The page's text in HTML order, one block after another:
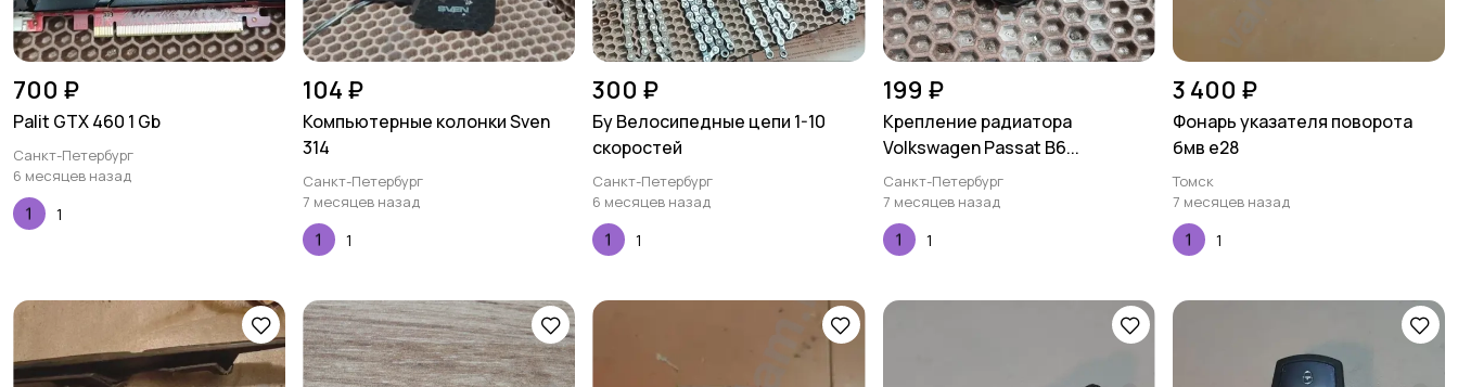
700 ₽
Palit GTX 460 1 Gb
Санкт-Петербург
6 месяцев назад
1
104 ₽
Компьютерные колонки Sven
314
Санкт-Петербург
7 месяцев назад
1
300 ₽
Бу Велосипедные цепи 1-10
скоростей
Санкт-Петербург
6 месяцев назад
1
199 ₽
Крепление радиатора
Volkswagen Passat B6...
Санкт-Петербург
7 месяцев назад
1
3 400 ₽
Фонарь указателя поворота
бмв е28
Томск
7 месяцев назад
1